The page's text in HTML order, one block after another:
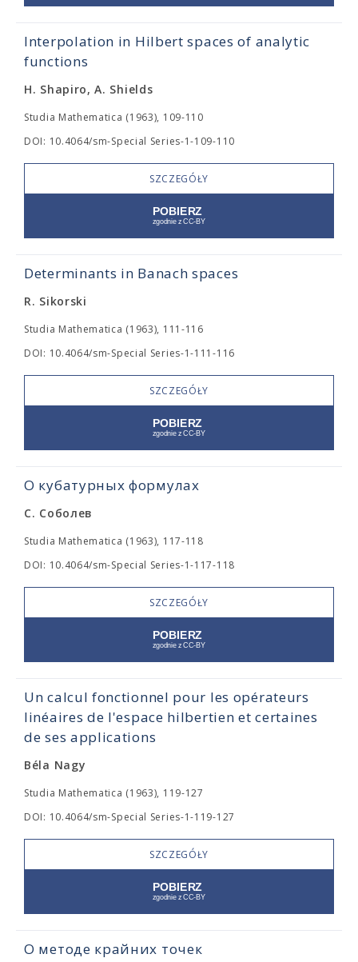
Interpolation in Hilbert spaces of analytic
functions
H. Shapiro, A. Shields
Studia Mathematica (1963), 109-110
DOI: 10.4064/sm-Special Series-1-109-110
SZCZEGÓŁY
Determinants in Banach spaces
R. Sikorski
Studia Mathematica (1963), 111-116
DOI: 10.4064/sm-Special Series-1-111-116
SZCZEGÓŁY
О кубатурных формулах
С. Соболев
Studia Mathematica (1963), 117-118
DOI: 10.4064/sm-Special Series-1-117-118
SZCZEGÓŁY
Un calcul fonctionnel pour les opérateurs
linéaires de l'espace hilbertien et certaines
de ses applications
Béla Nagy
Studia Mathematica (1963), 119-127
DOI: 10.4064/sm-Special Series-1-119-127
SZCZEGÓŁY
О методе крайних точек